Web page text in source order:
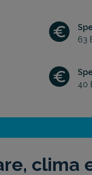
63
40
clima